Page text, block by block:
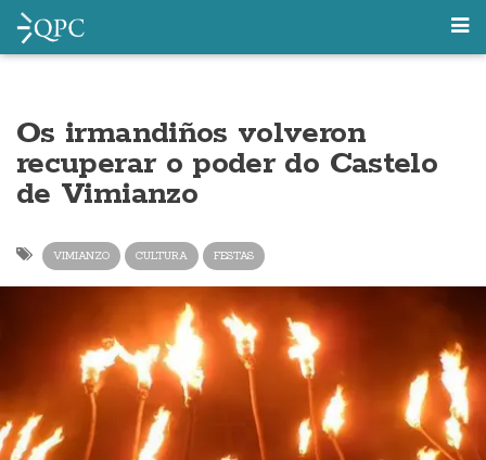
Os irmandiños volveron
recuperar o poder do Castelo
de Vimianzo
VIMIANZO CULTURA FESTAS